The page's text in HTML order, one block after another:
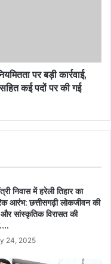
पर बड़ी कार्रवाई,
कई पदों पर की गई
निवास में हरेली तिहार का
आरंभ: छत्तीसगढ़ी लोकजीवन की
सांस्कृतिक विरासत की
24, 2025